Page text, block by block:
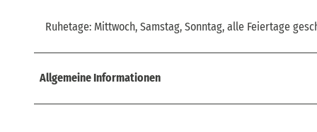
Ruhetage: Mittwoch, Samstag, Sonntag, alle Feiertage
Allgemeine Informationen